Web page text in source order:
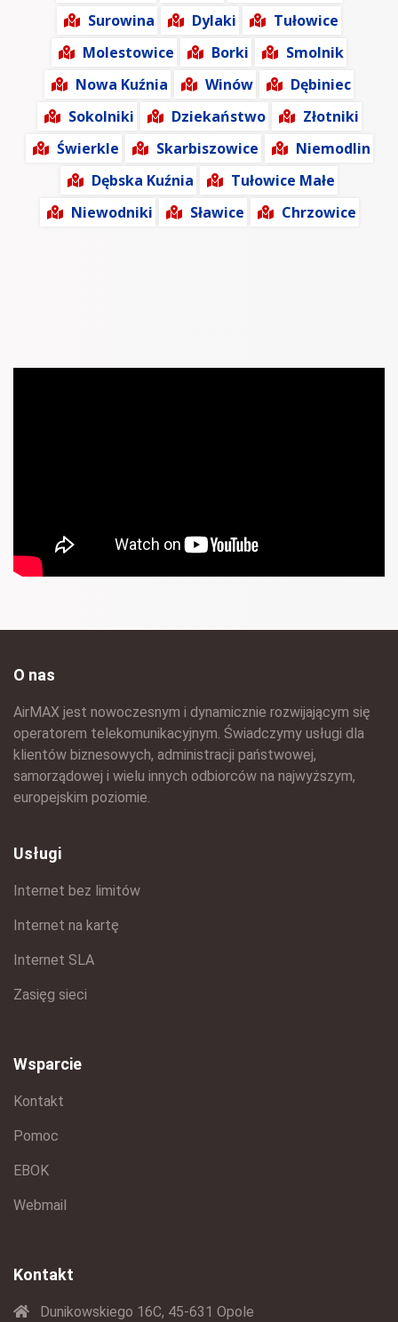
Surowina
Dylaki
Tułowice
Molestowice
Borki
Smolnik
Nowa Kuźnia
Winów
Dębiniec
Sokolniki
Dziekaństwo
Złotniki
Świerkle
Skarbiszowice
Niemodlin
Dębska Kuźnia
Tułowice Małe
Niewodniki
Sławice Chrzowice
O nas
AirMAX jest nowoczesnym i dynamicznie rozwijającym się
operatorem telekomunikacyjnym. Świadczymy usługi dla
klientów biznesowych, administracji państwowej,
samorządowej i wielu innych odbiorców na najwyższym,
europejskim poziomie.
Usługi
Internet bez limitów
Internet na kartę
Internet SLA
Zasięg sieci
Wsparcie
Kontakt
Pomoc
EBOK
Webmail
Kontakt
Dunikowskiego 16C, 45-631 Opole